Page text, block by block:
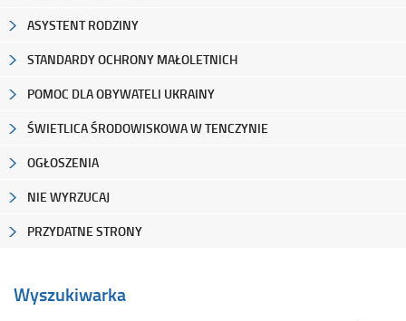
ASYSTENT RODZINY
STANDARDY OCHRONY MAŁOLETNICH
POMOC DLA OBYWATELI UKRAINY
ŚWIETLICA ŚRODOWISKOWA W TENCZYNIE
OGŁOSZENIA
NIE WYRZUCAJ
PRZYDATNE STRONY
Wyszukiwarka